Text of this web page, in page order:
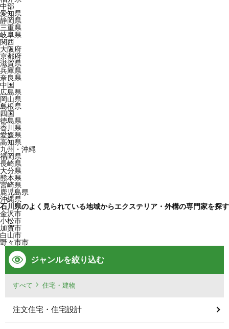
中部
愛知県
静岡県
三重県
岐阜県
関西
大阪府
京都府
滋賀県
兵庫県
奈良県
中国
広島県
岡山県
島根県
四国
徳島県
香川県
愛媛県
高知県
九州・沖縄
福岡県
長崎県
大分県
熊本県
宮崎県
鹿児島県
沖縄県
石川県のよく見られている地域からエクステリア・外構の専門家を探す
金沢市
小松市
加賀市
白山市
野々市市
ジャンルを絞り込む
すべて 住宅・建物
注文住宅・住宅設計